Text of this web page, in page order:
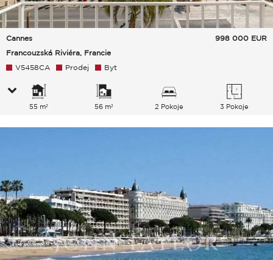
Cannes
Francouzská Riviéra, Francie
998 000 EUR
V5458CA Prodej Byt
55 m² 56 m² 2 Pokoje 3 Pokoje